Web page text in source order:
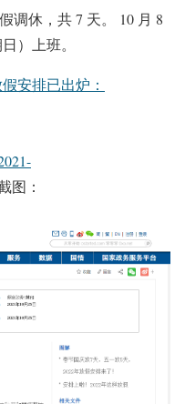
调休，共 7 天。 10 月 8
）上班。
安排已出炉：
图：